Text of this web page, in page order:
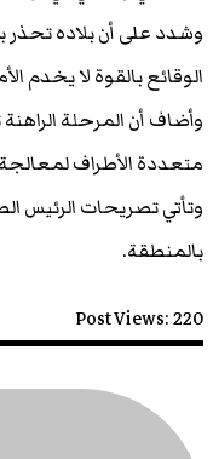
وشدد على أن بلاده تحذر
الوقائع بالقوة لا يخدم
وأضاف أن المرحلة
متعددة الأطراف لمعالجة
وتأتي تصريحات الرئيس
بالمنطقة.
Post Views:220